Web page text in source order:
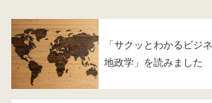
「サクッとわかるビジ
地政学」を読みました